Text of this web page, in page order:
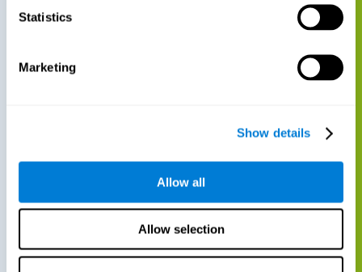
Statistics
Marketing
Show details
Allow all
Allow selection